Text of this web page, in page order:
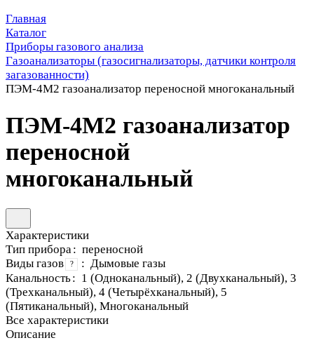
Главная
Каталог
Приборы газового анализа
Газоанализаторы (газосигнализаторы, датчики контроля
загазованности)
ПЭМ-4М2 газоанализатор переносной многоканальный
ПЭМ-4М2 газоанализатор
переносной
многоканальный
Характеристики
Тип прибора : переносной
Виды газов
? : Дымовые газы
Канальность: 1 (Одноканальный), 2 (Двухканальный), 3
(Трехканальный), 4 (Четырёхканальный), 5
(Пятиканальный), Многоканальный
Все характеристики
Описание